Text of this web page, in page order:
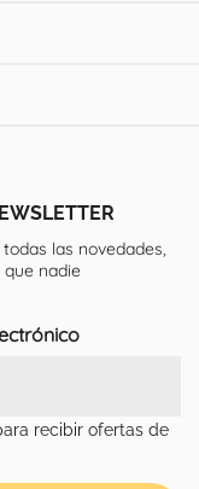
las novedades,
nadie
recibir ofertas de